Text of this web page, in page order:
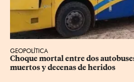
GEOPOLÍTICA
Choque mortal entre dos
muertos y decenas de heridos